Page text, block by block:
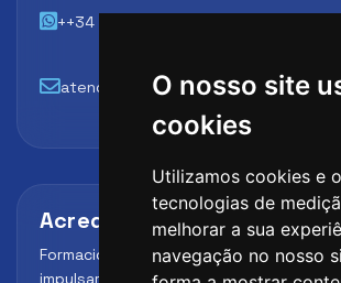
O nosso site
cookies
Utilizamos cookies e
tecnologias de
melhorar a sua
navegação no nosso
++34 648 45 44 01
atencion@futbollab.com
Acreditaciones y alianzas
Formación, metodología y
impulsar el perfil profesional del alumno